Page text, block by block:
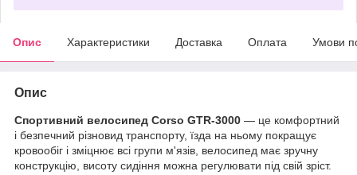
Опис Характеристики Доставка Оплата Умови
Опис
Спортивний велосипед Corso GTR-3000 — це комфортний
і безпечний різновид транспорту, їзда на ньому покращує
кровообіг і зміцнює всі групи м'язів, велосипед має зручну
конструкцію, висоту сидіння можна регулювати під свій зріст.